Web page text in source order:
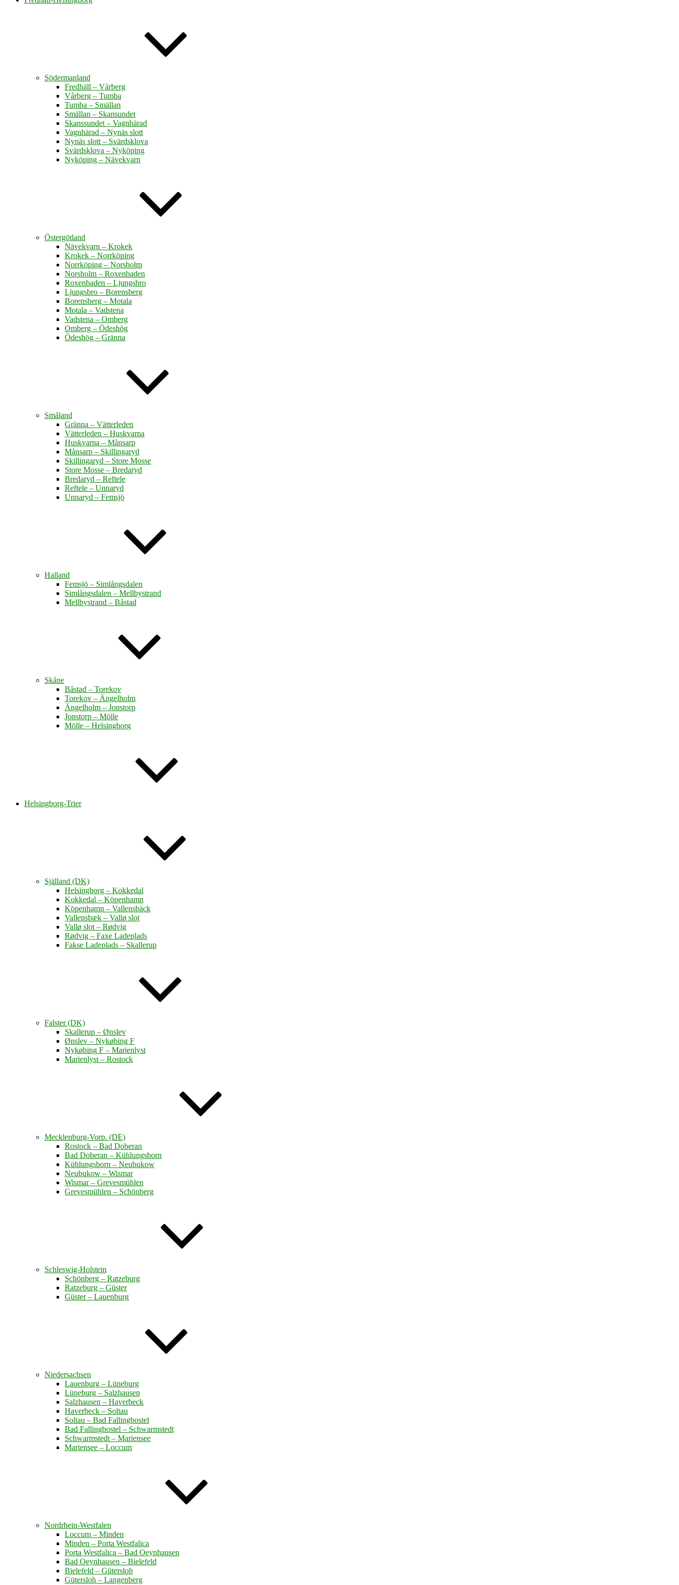
Södermanland
Fredhäll – Vårberg
Vårberg – Tumba
Tumba – Smällan
Smällan – Skansundet
Skanssundet – Vagnhärad
Vagnhärad – Nynäs slott
Nynäs slott – Svärdsklova
Svärdsklova – Nyköping
Nyköping – Nävekvarn
Östergötland
Nävekvarn – Krokek
Krokek – Norrköping
Norrköping – Norsholm
Norsholm – Roxenbaden
Roxenbaden – Ljungsbro
Ljungsbro – Borensberg
Borensberg – Motala
Motala – Vadstena
Vadstena – Omberg
Omberg – Ödeshög
Ödeshög – Gränna
Småland
Gränna – Vätterleden
Vätterleden – Huskvarna
Huskvarna – Månsarp
Månsarp – Skillingaryd
Skillingaryd – Store Mosse
Store Mosse – Bredaryd
Bredaryd – Reftele
Reftele – Unnaryd
Unnaryd – Femsjö
Halland
Femsjö – Simlångsdalen
Simlångsdalen – Mellbystrand
Mellbystrand – Båstad
Skåne
Båstad – Torekov
Torekov – Ängelholm
Ängelholm – Jonstorp
Jonstorp – Mölle
Mölle – Helsingborg
Helsingborg-Trier
Själland (DK)
Helsingborg – Kokkedal
Kokkedal – Köpenhamn
Köpenhamn – Vallensbäck
Vallensbæk – Vallø slot
Vallø slot – Rødvig
Rødvig – Faxe Ladeplads
Fakse Ladeplads – Skallerup
Falster (DK)
Skallerup – Ønslev
Ønslev – Nykøbing F
Nykøbing F – Marienlyst
Marienlyst – Rostock
Mecklenburg-Vorp. (DE)
Rostock – Bad Doberan
Bad Doberan – Kühlungsborn
Kühlungsborn – Neubukow
Neubukow – Wismar
Wismar – Grevesmühlen
Grevesmühlen – Schönberg
Schleswig-Holstein
Schönberg – Ratzeburg
Ratzeburg – Güster
Güster – Lauenburg
Niedersachsen
Lauenburg – Lüneburg
Lüneburg – Salzhausen
Salzhausen – Haverbeck
Haverbeck – Soltau
Soltau – Bad Fallingbostel
Bad Fallingbostel – Schwarmstedt
Schwarmstedt – Mariensee
Mariensee – Loccum
Nordrhein-Westfalen
Loccum – Minden
Minden – Porta Westfalica
Porta Westfalica – Bad Oeynhausen
Bad Oeynhausen – Bielefeld
Bielefeld – Gütersloh
Gütersloh – Langenberg